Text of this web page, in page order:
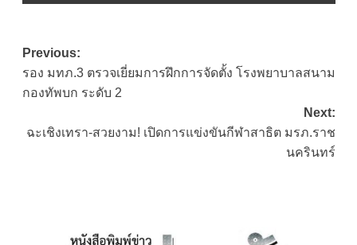
Post
navigation
Previous:
รอง มทภ.3 ตรวจเยี่ยมการฝึกการจัดตั้ง โรงพยาบาลสนาม
กองทัพบก ระดับ 2
Next:
ฉะเชิงเทรา-สวยงาม! เปิดการแข่งขันกีฬาสาธิต มรภ.ราช
นครินทร์